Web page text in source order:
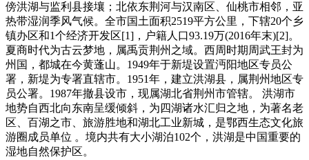
傍洪湖与监利县接壤；北依东荆河与汉南区、仙桃市相邻，亚
热带湿润季风气候。全市国土面积2519平方公里，下辖20个乡
镇办区和1个经济开发区[1]，户籍人口93.19万(2016年末)[2]。
夏商时代为古云梦地，属禹贡荆州之域。西周时期周武王封为
州国，都城在今黄蓬山。1949年于新堤设置沔阳地区专员公
署，新堤为专署直辖市。1951年，建立洪湖县，属荆州地区专
员公署。1987年撤县设市，现属湖北省荆州市管辖。 洪湖市
地势自西北向东南呈缓倾斜，为四湖诸水汇归之地，为著名老
区、百湖之市、旅游胜地和湖北工业新城，是鄂西生态文化旅
游圈成员单位 。境内共有大小湖泊102个，洪湖是中国重要的
湿地自然保护区。